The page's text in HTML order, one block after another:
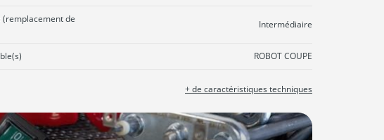
de
Intermédiaire
ROBOT COUPE
+ de caractéristiques techniques